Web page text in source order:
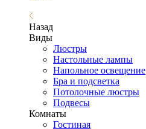
Назад
Виды
Люстры
Настольные лампы
Напольное освещение
Бра и подсветка
Потолочные люстры
Подвесы
Комнаты
Гостиная